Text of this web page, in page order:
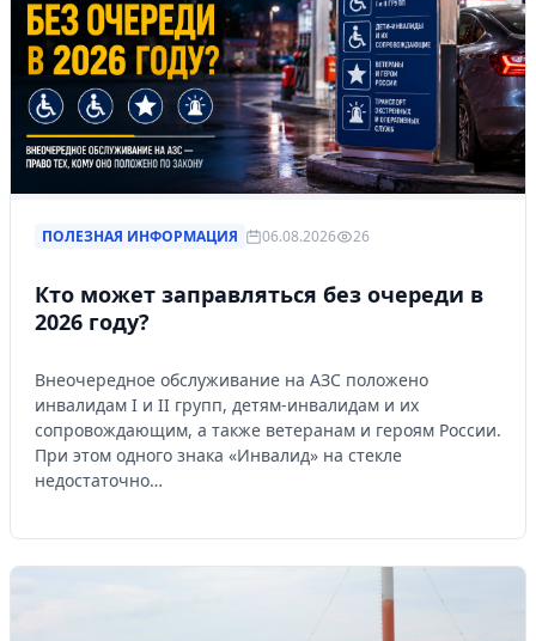
ПОЛЕЗНАЯ ИНФОРМАЦИЯ 06.08.2026 26
Кто может заправляться без очереди в
2026 году?
Внеочередное обслуживание на АЗС положено
инвалидам I и II групп, детям-инвалидам и их
сопровождающим, а также ветеранам и героям России.
При этом одного знака «Инвалид» на стекле
недостаточно…